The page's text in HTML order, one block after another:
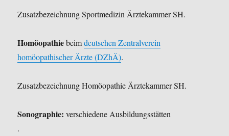
Zusatzbezeichnung Sportmedizin Ärztekammer SH.
Homöopathiebeimdeutschen Zentralverein
homöopathischer Ärzte (DZhÄ).
Zusatzbezeichnung Homöopathie Ärztekammer SH.
Sonographie: verschiedene Ausbildungsstätten
.